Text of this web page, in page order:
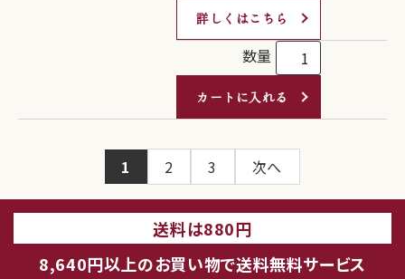
詳しくはこちら
数量
カートに入れる
1 2 3 次へ
送料は880円
8,640円以上のお買い物で送料無料サービス